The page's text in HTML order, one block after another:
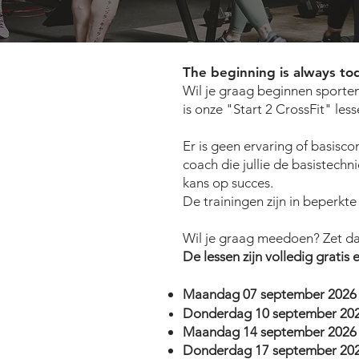
The beginning is always
Wil je graag beginnen
is onze "Start 2 CrossFit"
Er is geen ervaring of
coach die jullie de
kans op succes.
De trainingen zijn in
Wil je graag meedoen? Zet
De lessen zijn volledig gratis
​Maandag 07 september 2026
Donderdag 10 september
Maandag 14 september 2026
Donderdag 17 september